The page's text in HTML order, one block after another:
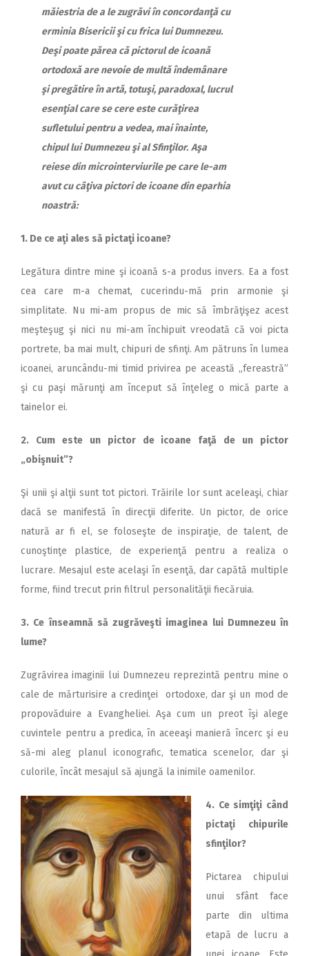
măiestria de a le zugrăvi în concordanţă cu
erminia Bisericii şi cu frica lui Dumnezeu.
Deşi poate părea că pictorul de icoană
ortodoxă are nevoie de multă îndemânare
şi pregătire în artă, totuşi, paradoxal, lucrul
esenţial care se cere este curăţirea
sufletului pentru a vedea, mai înainte,
chipul lui Dumnezeu şi al Sfinţilor. Aşa
reiese din microinterviurile pe care le-am
avut cu câţiva pictori de icoane din eparhia
noastră:
1. De ce aţi ales să pictaţi icoane?
Legătura dintre mine şi icoană s-a produs invers. Ea a fost
cea care m-a chemat, cucerindu-mă prin armonie şi
simplitate. Nu mi-am propus de mic să îmbrăţişez acest
meşteşug şi nici nu mi-am închipuit vreodată că voi picta
portrete, ba mai mult, chipuri de sfinţi. Am pătruns în lumea
icoanei, aruncându-mi timid privirea pe această „fereastră”
şi cu paşi mărunţi am început să înţeleg o mică parte a
tainelor ei.
2. Cum este un pictor de icoane faţă de un pictor
„obişnuit”?
Şi unii şi alţii sunt tot pictori. Trăirile lor sunt aceleaşi, chiar
dacă se manifestă în direcţii diferite. Un pictor, de orice
natură ar fi el, se foloseşte de inspiraţie, de talent, de
cunoştinţe plastice, de experienţă pentru a realiza o
lucrare. Mesajul este acelaşi în esenţă, dar capătă multiple
forme, fiind trecut prin filtrul personalităţii fiecăruia.
3. Ce înseamnă să zugrăveşti imaginea lui Dumnezeu în
lume?
Zugrăvirea imaginii lui Dumnezeu reprezintă pentru mine o
cale de mărturisire a credinţei ortodoxe, dar şi un mod de
propovăduire a Evangheliei. Aşa cum un preot îşi alege
cuvintele pentru a predica, în aceeaşi manieră încerc şi eu
să-mi aleg planul iconografic, tematica scenelor, dar şi
culorile, încât mesajul să ajungă la inimile oamenilor.
4. Ce simţiţi când
pictaţi chipurile
sfinţilor?
Pictarea chipului
unui sfânt face
parte din ultima
etapă de lucru a